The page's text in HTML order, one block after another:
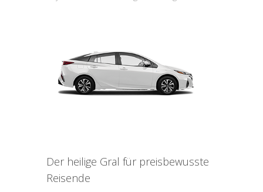
Der heilige Gral für preisbewusste
Reisende